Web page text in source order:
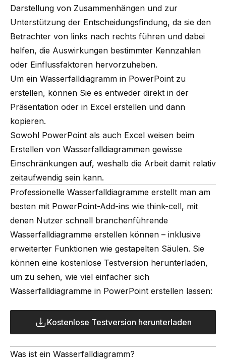
Darstellung von Zusammenhängen und zur
Unterstützung der Entscheidungsfindung, da sie den
Betrachter von links nach rechts führen und dabei
helfen, die Auswirkungen bestimmter Kennzahlen
oder Einflussfaktoren hervorzuheben.
Um ein Wasserfalldiagramm in PowerPoint zu
erstellen, können Sie es entweder direkt in der
Präsentation oder in Excel erstellen und dann
kopieren.
Sowohl PowerPoint als auch Excel weisen beim
Erstellen von Wasserfalldiagrammen gewisse
Einschränkungen auf, weshalb die Arbeit damit relativ
zeitaufwendig sein kann.
Professionelle Wasserfalldiagramme erstellt man am
besten mit PowerPoint-Add-ins wie think-cell, mit
denen Nutzer schnell branchenführende
Wasserfalldiagramme erstellen können – inklusive
erweiterter Funktionen wie gestapelten Säulen. Sie
können eine kostenlose Testversion herunterladen,
um zu sehen, wie viel einfacher sich
Wasserfalldiagramme in PowerPoint erstellen lassen:
Kostenlose Testversion herunterladen
Was ist ein Wasserfalldiagramm?